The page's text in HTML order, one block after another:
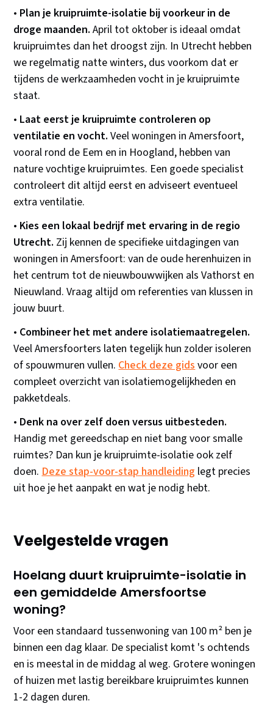
• Plan je kruipruimte-isolatie bij voorkeur in de
droge maanden. April tot oktober is ideaal omdat
kruipruimtes dan het droogst zijn. In Utrecht hebben
we regelmatig natte winters, dus voorkom dat er
tijdens de werkzaamheden vocht in je kruipruimte
staat.
• Laat eerst je kruipruimte controleren op
ventilatie en vocht. Veel woningen in Amersfoort,
vooral rond de Eem en in Hoogland, hebben van
nature vochtige kruipruimtes. Een goede specialist
controleert dit altijd eerst en adviseert eventueel
extra ventilatie.
• Kies een lokaal bedrijf met ervaring in de regio
Utrecht. Zij kennen de specifieke uitdagingen van
woningen in Amersfoort: van de oude herenhuizen in
het centrum tot de nieuwbouwwijken als Vathorst en
Nieuwland. Vraag altijd om referenties van klussen in
jouw buurt.
• Combineer het met andere isolatiemaatregelen.
Veel Amersfoorters laten tegelijk hun zolder isoleren
of spouwmuren vullen.Check deze gidsvoor een
compleet overzicht van isolatiemogelijkheden en
pakketdeals.
• Denk na over zelf doen versus uitbesteden.
Handig met gereedschap en niet bang voor smalle
ruimtes? Dan kun je kruipruimte-isolatie ook zelf
doen.Deze stap-voor-stap handleiding legt precies
uit hoe je het aanpakt en wat je nodig hebt.
Veelgestelde vragen
Hoelang duurt kruipruimte-isolatie in
een gemiddelde Amersfoortse
woning?
Voor een standaard tussenwoning van 100 m² ben je
binnen een dag klaar. De specialist komt 's ochtends
en is meestal in de middag al weg. Grotere woningen
of huizen met lastig bereikbare kruipruimtes kunnen
1-2 dagen duren.